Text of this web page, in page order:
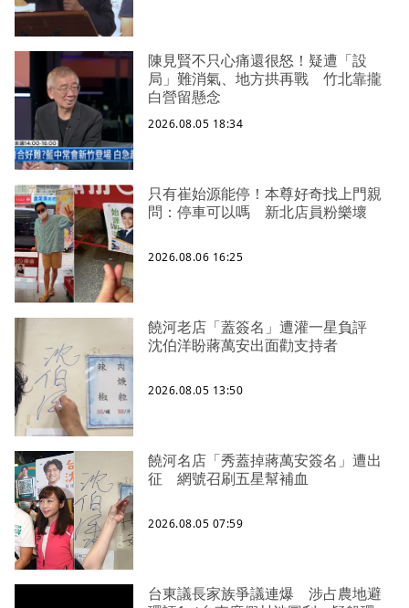
陳見賢不只心痛還很怒！疑遭「設
局」難消氣、地方拱再戰 竹北靠攏
白營留懸念
2026.08.05 18:34
只有崔始源能停！本尊好奇找上門親
問：停車可以嗎 新北店員粉樂壞
2026.08.06 16:25
饒河老店「蓋簽名」遭灌一星負評
沈伯洋盼蔣萬安出面勸支持者
2026.08.05 13:50
饒河名店「秀蓋掉蔣萬安簽名」遭出
征 網號召刷五星幫補血
2026.08.05 07:59
台東議長家族爭議連爆 涉占農地避